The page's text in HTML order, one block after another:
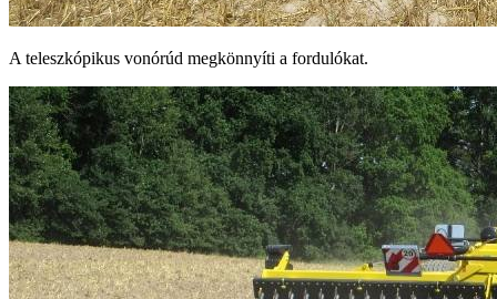
A teleszkópikus vonórúd megkönnyíti a fordulókat.